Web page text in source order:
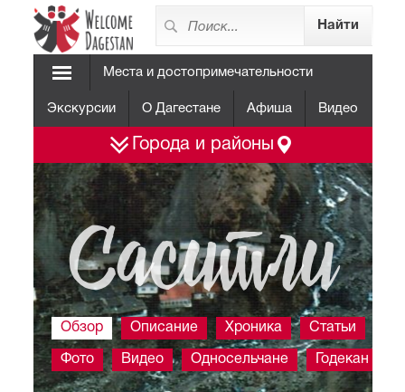
Места и достопримечательности
Экскурсии О Дагестане Афиша Видео
Города и районы
Саситли
Обзор Описание Хроника Статьи
Фото Видео Односельчане Годекан